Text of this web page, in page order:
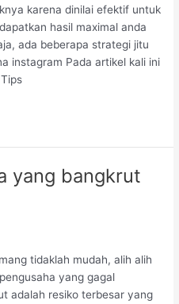
karena dinilai efektif untuk
hasil maximal anda
ada beberapa strategi jitu
instagram Pada artikel kali ini
yang bangkrut
tidaklah mudah, alih alih
yang gagal
adalah resiko terbesar yang